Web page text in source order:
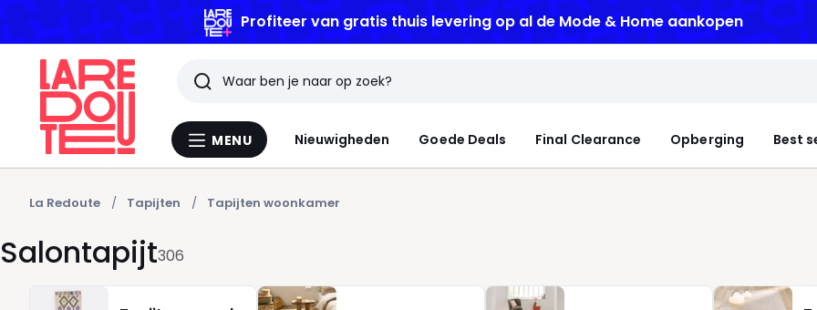
GOEDE DEALS | Tot -50% korting vanaf 2 artikelen*
Menu
MENU Nieuwigheden Goede Deals Final Clearance Opberging Best
Zoeken
Laatst
bekeken
artikelen
La Redoute Tapijten Tapijten woonkamer
Salontapijt306